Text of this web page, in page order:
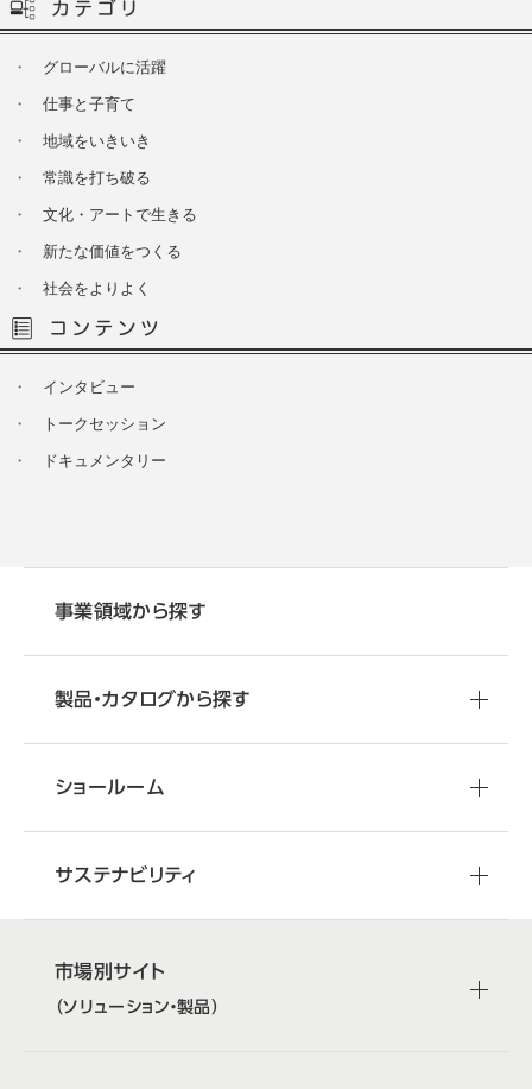
・ グローバルに活躍
・ 仕事と子育て
・ 地域をいきいき
・ 常識を打ち破る
・ 文化・アートで生きる
・ 新たな価値をつくる
・ 社会をよりよく
・ インタビュー
・ トークセッション
・ ドキュメンタリー
事業領域から探す
製品・カタログから探す
ショールーム
サステナビリティ
市場別サイト
（ソリューション・製品）